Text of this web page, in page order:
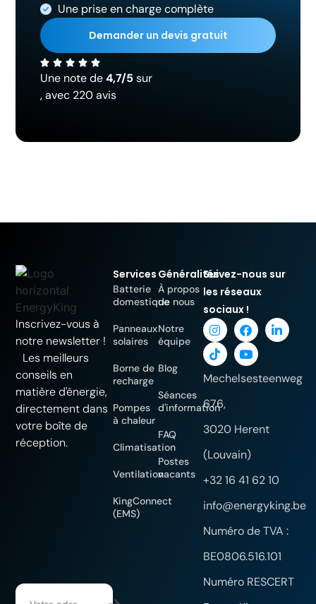
Une prise en charge complète
Demander un devis gratuit
Une note de4,7/5 sur
, avec 220 avis
Inscrivez-vous à
notre newsletter !
Les meilleurs
conseils en
matière d'énergie,
directement dans
votre boîte de
réception.
Services
Batterie
domestique
Panneaux
solaires
Borne de
recharge
Pompes
à chaleur
Climatisation
Ventilation
KingConnect
(EMS)
Généralités
À propos
de nous
Notre
équipe
Blog
Séances
d'information
FAQ
Postes
vacants
Suivez-nous sur
les réseaux
sociaux !
Mechelsesteenweg
676,
3020 Herent
(Louvain)
+32 16 41 62 10
info@energyking.be
Numéro de TVA :
BE0806.516.101
Numéro RESCERT